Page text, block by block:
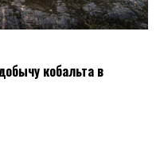
кобальта в